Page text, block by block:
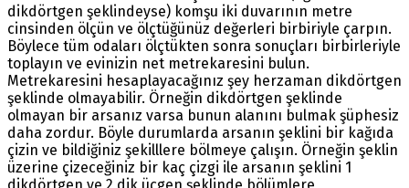
dikdörtgen şeklindeyse) komşu iki duvarının metre
cinsinden ölçün ve ölçtüğünüz değerleri birbiriyle çarpın.
Böylece tüm odaları ölçtükten sonra sonuçları birbirleriyle
toplayın ve evinizin net metrekaresini bulun.
Metrekaresini hesaplayacağınız şey herzaman dikdörtgen
şeklinde olmayabilir. Örneğin dikdörtgen şeklinde
olmayan bir arsanız varsa bunun alanını bulmak şüphesiz
daha zordur. Böyle durumlarda arsanın şeklini bir kağıda
çizin ve bildiğiniz şekilllere bölmeye çalışın. Örneğin şeklin
üzerine çizeceğiniz bir kaç çizgi ile arsanın şeklini 1